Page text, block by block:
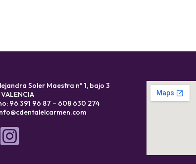
Soler Maestra nº 1, bajo 3
96 391 96 87 – 608 630 274